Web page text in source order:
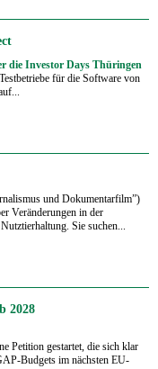
die Investor Days Thüringen
für die Software von
und Dokumentarfilm”)
Veränderungen in der
Sie suchen...
2028
Petition gestartet, die sich klar
Budgets im nächsten EU-